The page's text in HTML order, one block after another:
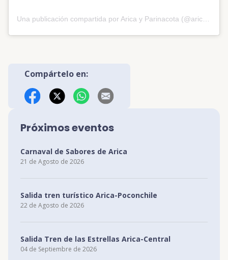
Compártelo en:
Próximos eventos
Carnaval de Sabores de Arica
21 de Agosto de 2026
Salida tren turístico Arica-Poconchile
22 de Agosto de 2026
Salida Tren de las Estrellas Arica-Central
04 de Septiembre de 2026